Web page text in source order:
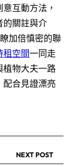
互動方法，
的關註與介
加倍慎密的聯
租空間一同走
植物大夫一路
配合見證漂亮
NEXT POST